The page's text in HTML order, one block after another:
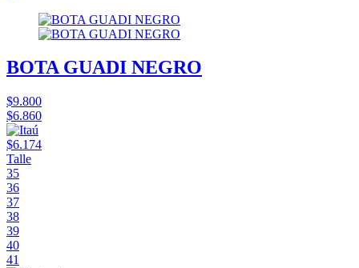
BOTA GUADI NEGRO
$9.800
$6.860
$6.174
Talle
35
36
37
38
39
40
41